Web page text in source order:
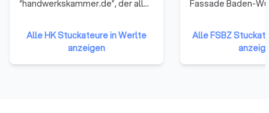
“handwerkskammer.de”, der alle
angehören. Sie repräsentieren
damit das gesamte Handwerk in
der Bundesrepublik Deutschland.
Die Mitglieder haben sich darauf
Alle HK Stuckateure in Werlte
anzeigen
Fassade Baden-
der 35 Stuckateur-
Baden
1.000 Stuckateur-
mit über 7.000
Alle FSBZ